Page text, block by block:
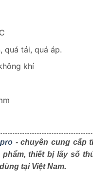
quá tải, quá áp.
khí
- chuyên cung cấp
phẩm, thiết bị lấy số
tại Việt Nam.